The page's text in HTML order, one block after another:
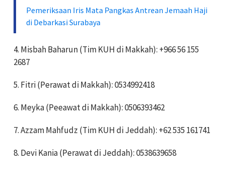
Pemeriksaan Iris Mata Pangkas Antrean Jemaah Haji
di Debarkasi Surabaya
4. Misbah Baharun (Tim KUH di Makkah): +966 56 155
2687
5. Fitri (Perawat di Makkah): 0534992418
6. Meyka (Peeawat di Makkah): 0506393462
7. Azzam Mahfudz (Tim KUH di Jeddah): +62 535 161741
8. Devi Kania (Perawat di Jeddah): 0538639658